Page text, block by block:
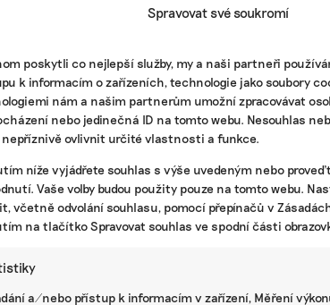
Spravovat své soukromí
poskytli co nejlepší služby, my a naši partneři
k informacím o zařízeních, technologie jako soubory
nám a našim partnerům umožní zpracovávat
nebo jedinečná ID na tomto webu. Nesouhlas
nepříznivě ovlivnit určité vlastnosti a funkce.
níže vyjádřete souhlas s výše uvedeným nebo
Vaše volby budou použity pouze na tomto webu.
včetně odvolání souhlasu, pomocí přepínačů v
na tlačítko Spravovat souhlas ve spodní části
a/nebo přístup k informacím v zařízení, Měření